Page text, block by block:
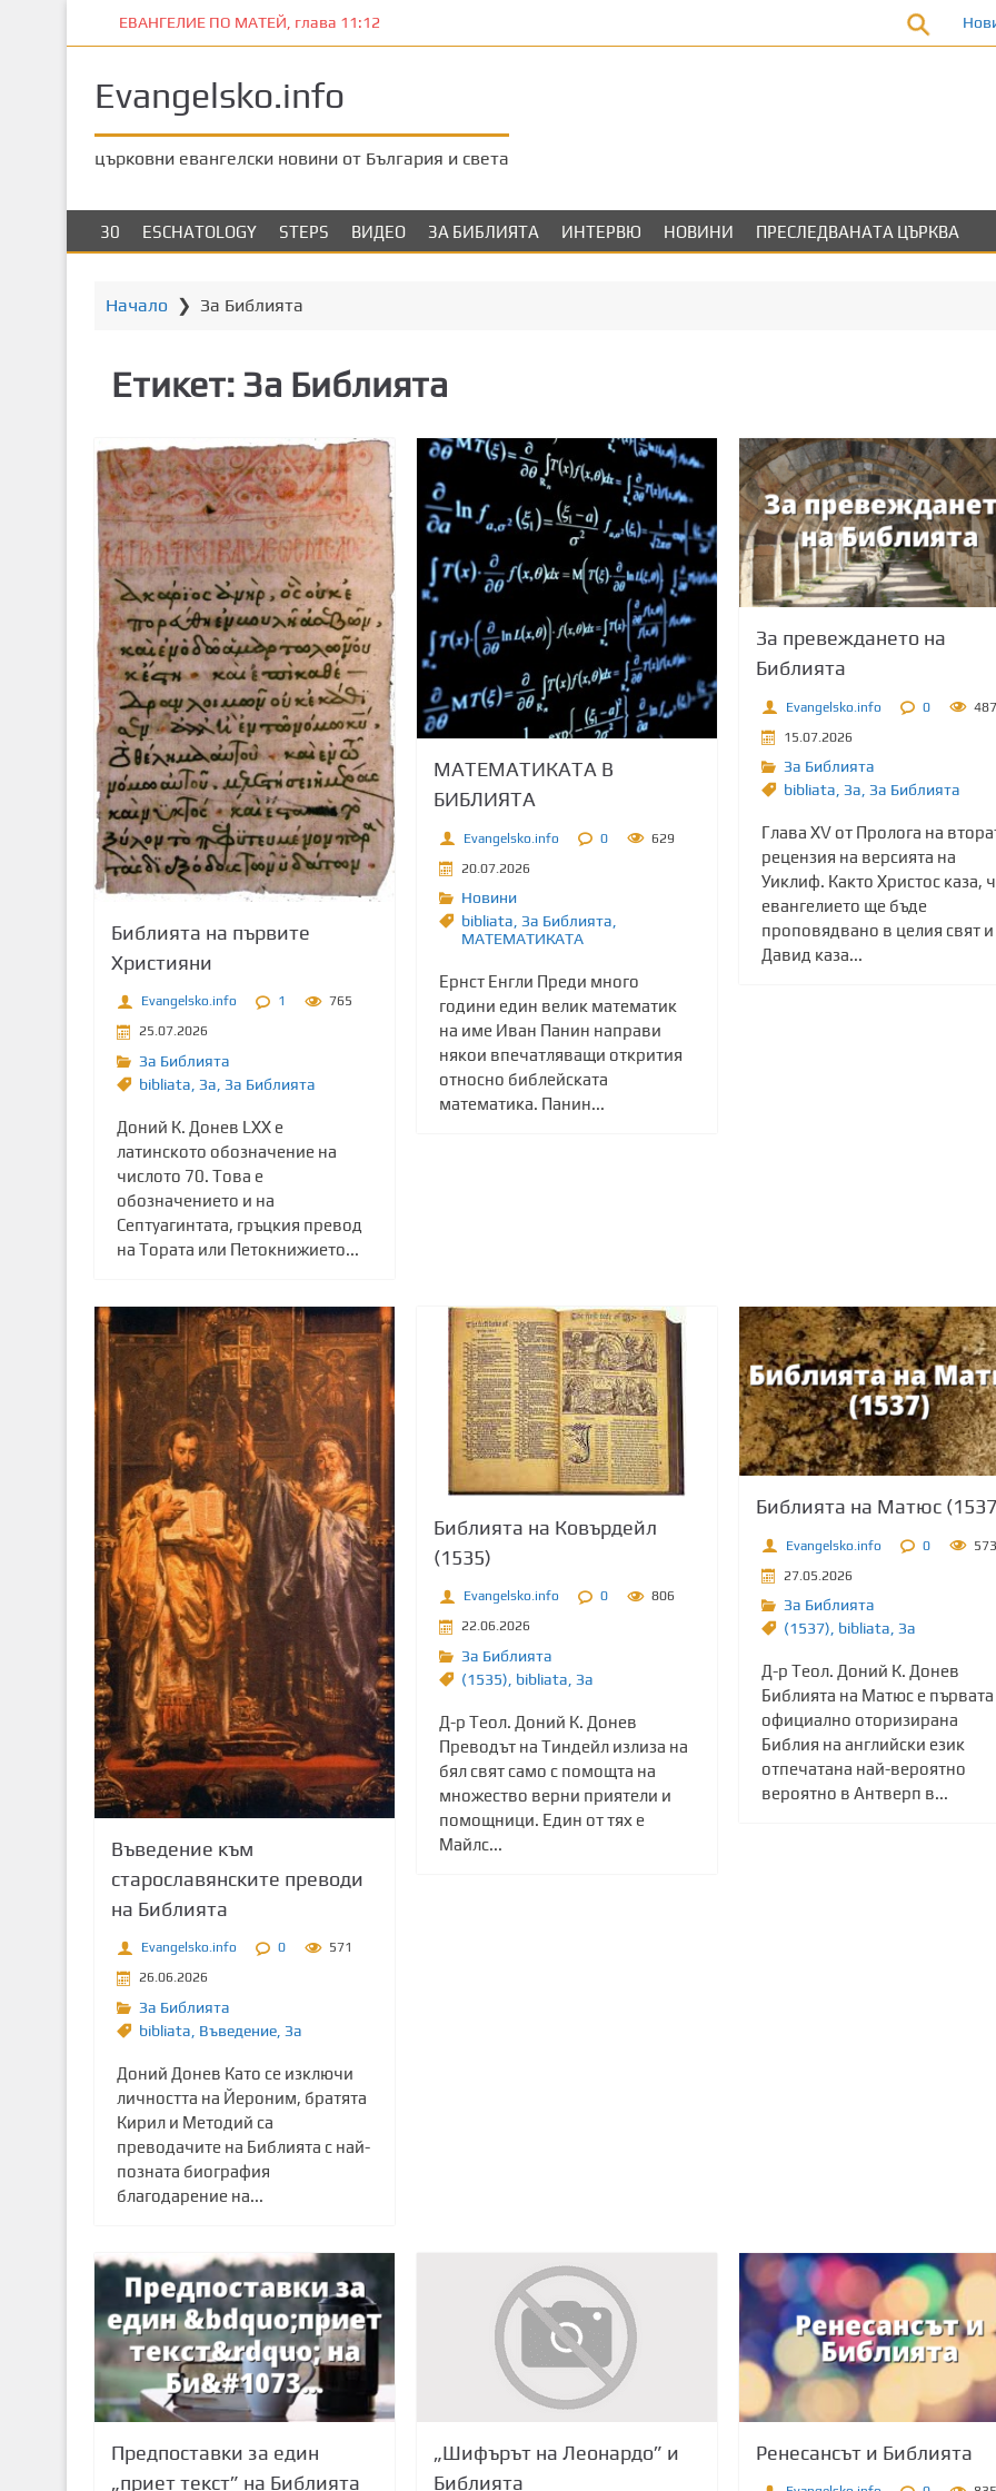
к
ЕВАНГЕЛИЕ ПО МАТЕЙ, глава 11:12
Evangelsko.info
църковни евангелски новини от България и света
30 ESCHATOLOGY STEPS ВИДЕО ЗА БИБЛИЯТА ИНТЕРВЮ НОВИНИ ПРЕСЛЕДВАНАТА ЦЪРКВА
Начало ❯ За Библията
Етикет: За Библията
Библията на първите
Християни
Evangelsko.info 1
765
25.07.2026
За Библията
bibliata Зa За Библията
Доний К. Донев LXX е
латинското обозначение на
числото 70. Това е
обозначението и на
Септуагинтата, гръцкия превод
на Тората или Петокнижието...
МАТЕМАТИКАТА В
БИБЛИЯТА
Evangelsko.info 0
629
20.07.2026
Новини
bibliata За Библията
МАТЕМАТИКАТА
Ернст Енгли Преди много
години един велик математик
на име Иван Панин направи
някои впечатляващи открития
относно библейската
математика. Панин...
За превеждането на
Библията
Evangelsko.info 0
487
15.07.2026
За Библията
bibliata Зa За Библията
Глава XV от Пролога на
рецензия на версията на
Уиклиф. Както Христос каза,
евангелието ще бъде
проповядвано в целия свят и
Давид каза...
Въведение към
старославянските преводи
на Библията
Evangelsko.info 0
571
26.06.2026
За Библията
bibliata Въведение, Зa
Доний Донев Като се изключи
личността на Йероним, братята
Кирил и Методий са
преводачите на Библията с най-
позната биография
благодарение на...
Библията на Ковърдейл
(1535)
Evangelsko.info 0
806
22.06.2026
За Библията
(1535) bibliata Зa
Д-р Теол. Доний К. Донев
Преводът на Тиндейл излиза на
бял свят само с помощта на
множество верни приятели и
помощници. Един от тях е
Майлс...
Библията на Матюс
Evangelsko.info 0
573
27.05.2026
За Библията
(1537) bibliata Зa
Д-р Теол. Доний К. Донев
Библията на Матюс е първата
официално оторизирана
Библия на английски език
отпечатана най-вероятно
вероятно в Антверп в...
Предпоставки за един
„приет текст” на Библията
„Шифърът на Леонардо” и
Библията
Ренесансът и Библията